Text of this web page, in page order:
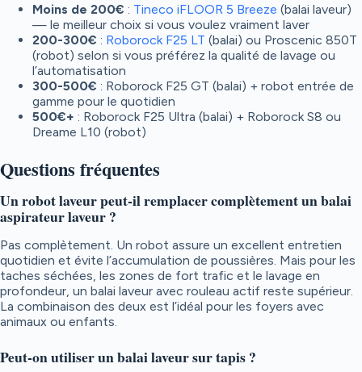
Moins de 200€ : Tineco iFLOOR 5 Breeze (balai laveur)
— le meilleur choix si vous voulez vraiment laver
200-300€ : Roborock F25 LT (balai) ou Proscenic 850T
(robot) selon si vous préférez la qualité de lavage ou
l’automatisation
300-500€ : Roborock F25 GT (balai) + robot entrée de
gamme pour le quotidien
500€+ : Roborock F25 Ultra (balai) + Roborock S8 ou
Dreame L10 (robot)
Questions fréquentes
Un robot laveur peut-il remplacer complètement un balai
aspirateur laveur ?
Pas complètement. Un robot assure un excellent entretien
quotidien et évite l’accumulation de poussières. Mais pour les
taches séchées, les zones de fort trafic et le lavage en
profondeur, un balai laveur avec rouleau actif reste supérieur.
La combinaison des deux est l’idéal pour les foyers avec
animaux ou enfants.
Peut-on utiliser un balai laveur sur tapis ?